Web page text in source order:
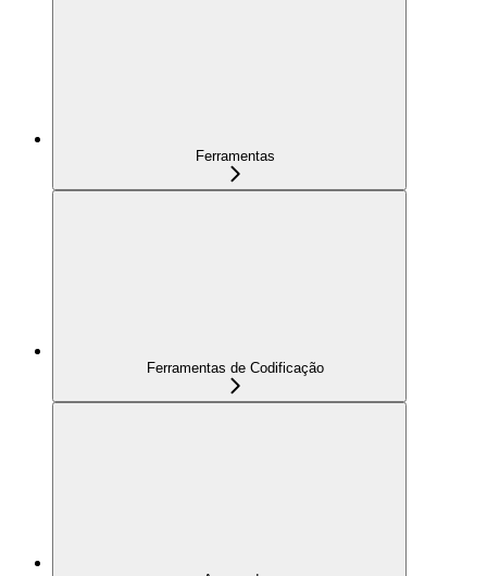
Ferramentas
Ferramentas de Codificação